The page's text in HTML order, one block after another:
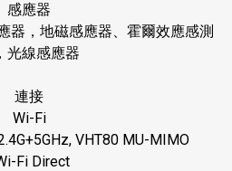
感應器
器，地磁感應器、霍爾效應感測
光線感應器
連接
Wi-Fi
VHT80 MU-MIMO
Fi Direct